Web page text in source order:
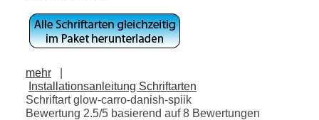
mehr
|
Installationsanleitung Schriftarten
Schriftart glow-carro-danish-spiik
Bewertung 2.5/5 basierend auf8 Bewertungen